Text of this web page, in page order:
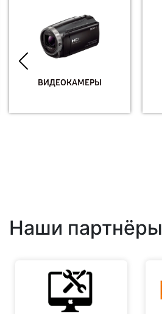
ВИДЕОКАМЕРЫ
Наши партнёры